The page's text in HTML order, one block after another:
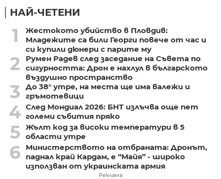
НАЙ-ЧЕТЕНИ
1
Жестокото убийство в Пловдив:
Младежите са били Георги повече от час и
си купили дюнери с парите му
2
Румен Радев след заседание на Съвета по
сигурността: Дрон е нахлул в българското
въздушно пространство
3
До 38° утре, на места ще има валежи и
гръмотевици
4 След Мондиал 2026: БНТ излъчва още пет
големи събития пряко
5 Жълт код за високи температури в 5
области утре
6
Министерството на отбраната: Дронът,
паднал край Кардам, е “Майя” - широко
използван от украинската армия
Реклама